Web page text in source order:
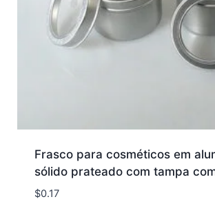
Frasco para cosméticos em
sólido prateado com tampa
$0.17